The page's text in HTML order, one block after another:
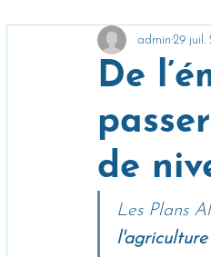
Consommation
Gaspillage
De
de
admin 29 juil.
Les Plans